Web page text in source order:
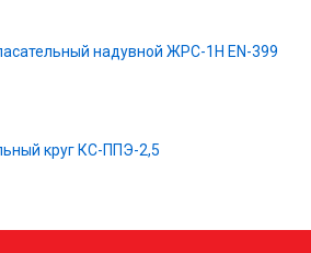
надувной ЖРС-1Н EN-399
круг КС-ППЭ-2,5